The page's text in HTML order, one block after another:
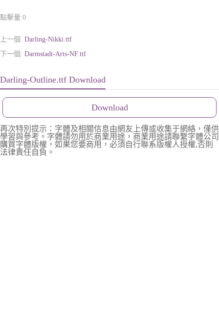
點擊量:0
上一個: Darling-Nikki.ttf
下一個: Darmstadt-Arts-NF.ttf
Darling-Outline.ttf Download
Download
再次特別提示：字體及相關信息由網友上傳或收集于網絡，僅供
學習與參考。字體請勿用於商業用途，商業用途請聯繫字體公司
購買字體版權，如果您要商用，必須自行聯系版權人授權,否則
法律責任自負。